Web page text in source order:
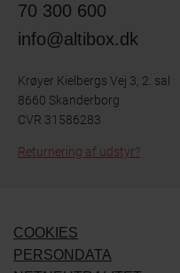
70 300 600
info@altibox.dk
Krøyer Kielbergs Vej 3, 2. sal
8660 Skanderborg
CVR 31586283
Returnering af udstyr?
COOKIES
PERSONDATA